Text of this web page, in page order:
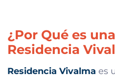
¿Por Qué es
Residencia
Residencia Vivalma es